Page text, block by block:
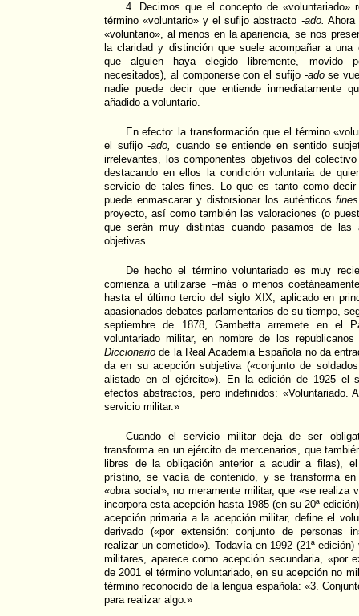
4. Decimos que el concepto de «voluntariado»
término «voluntario» y el sufijo abstracto -ado. Ahora
«voluntario», al menos en la apariencia, se nos
la claridad y distinción que suele acompañar a una
que alguien haya elegido libremente, movido
necesitados), al componerse con el sufijo -adose
nadie puede decir que entiende inmediatamente
añadido a voluntario.
En efecto: la transformación que el término
el sufijo-ado, cuando se entiende en sentido
irrelevantes, los componentes objetivos del
destacando en ellos la condición voluntaria de
servicio de tales fines. Lo que es tanto como
puede enmascarar y distorsionar los auténticos
proyecto, así como también las valoraciones (o
que serán muy distintas cuando pasamos de las
objetivas.
De hecho el término voluntariado es muy
comienza a utilizarse –más o menos
hasta el último tercio del siglo XIX, aplicado en
apasionados debates parlamentarios de su tiempo,
septiembre de 1878, Gambetta arremete en el
voluntariado militar, en nombre de los
Diccionario de la Real Academia Española no da
da en su acepción subjetiva («conjunto de
alistado en el ejército»). En la edición de 1925 el
efectos abstractos, pero indefinidos: «Voluntariado.
servicio militar.»
Cuando el servicio militar deja de ser
transforma en un ejército de mercenarios, que
libres de la obligación anterior a acudir a filas),
prístino, se vacía de contenido, y se transforma
«obra social», no meramente militar, que «se realiza
incorpora esta acepción hasta 1985 (en su 20ª
acepción primaria a la acepción militar, define el
derivado («por extensión: conjunto de personas
realizar un cometido»). Todavía en 1992 (21ª
militares, aparece como acepción secundaria, «por
de 2001 el término voluntariado, en su acepción no
término reconocido de la lengua española: «3.
para realizar algo.»